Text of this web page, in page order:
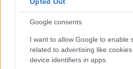
Google consents
I want to allow Google to enable
related to advertising like
device identifiers in apps.
124. Λήμνος, Αγία Σοφία,
Αγ.Σοφιας, 11:00-12:00
125. Λήμνος, Καμίνια, αγροτικό
12:30-14:45
126. Μαγνησία, ΚΑΠΗ Αγίου